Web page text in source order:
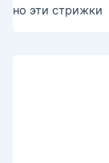
но эти стрижки